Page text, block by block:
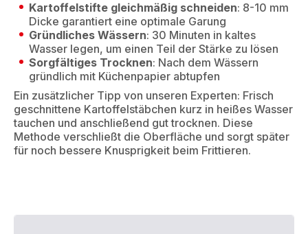
Kartoffelstifte gleichmäßig schneiden: 8-10 mm
Dicke garantiert eine optimale Garung
Gründliches Wässern: 30 Minuten in kaltes
Wasser legen, um einen Teil der Stärke zu lösen
Sorgfältiges Trocknen: Nach dem Wässern
gründlich mit Küchenpapier abtupfen
Ein zusätzlicher Tipp von unseren Experten: Frisch
geschnittene Kartoffelstäbchen kurz in heißes Wasser
tauchen und anschließend gut trocknen. Diese
Methode verschließt die Oberfläche und sorgt später
für noch bessere Knusprigkeit beim Frittieren.